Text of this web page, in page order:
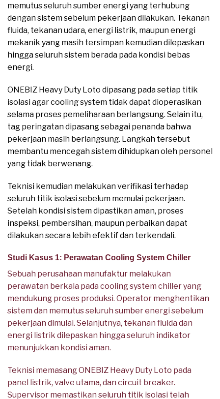
memutus seluruh sumber energi yang terhubung
dengan sistem sebelum pekerjaan dilakukan. Tekanan
fluida, tekanan udara, energi listrik, maupun energi
mekanik yang masih tersimpan kemudian dilepaskan
hingga seluruh sistem berada pada kondisi bebas
energi.
ONEBIZ Heavy Duty Loto dipasang pada setiap titik
isolasi agar cooling system tidak dapat dioperasikan
selama proses pemeliharaan berlangsung. Selain itu,
tag peringatan dipasang sebagai penanda bahwa
pekerjaan masih berlangsung. Langkah tersebut
membantu mencegah sistem dihidupkan oleh personel
yang tidak berwenang.
Teknisi kemudian melakukan verifikasi terhadap
seluruh titik isolasi sebelum memulai pekerjaan.
Setelah kondisi sistem dipastikan aman, proses
inspeksi, pembersihan, maupun perbaikan dapat
dilakukan secara lebih efektif dan terkendali.
Studi Kasus 1: Perawatan Cooling System Chiller
Sebuah perusahaan manufaktur melakukan
perawatan berkala pada cooling system chiller yang
mendukung proses produksi. Operator menghentikan
sistem dan memutus seluruh sumber energi sebelum
pekerjaan dimulai. Selanjutnya, tekanan fluida dan
energi listrik dilepaskan hingga seluruh indikator
menunjukkan kondisi aman.
Teknisi memasang ONEBIZ Heavy Duty Loto pada
panel listrik, valve utama, dan circuit breaker.
Supervisor memastikan seluruh titik isolasi telah